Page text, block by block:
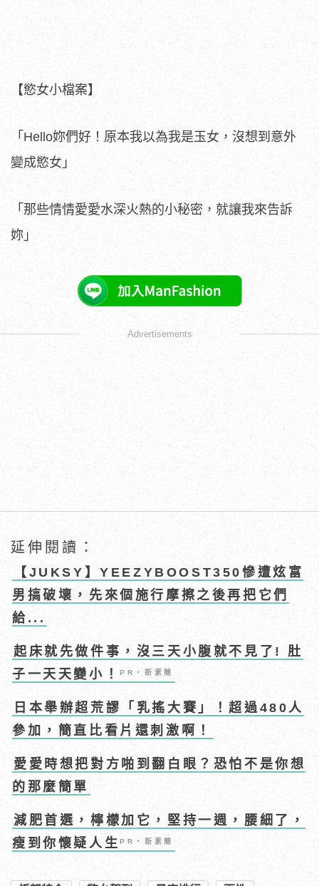
【慾女小檔案】
「Hello妳們好！原本我以為我是玉女，沒想到意外
變成慾女」
「那些情情愛愛水深火熱的小秘密，就讓我來告訴
妳」
Advertisements
延伸閱讀：
【JUKSY】YEEZYBOOST350慘遭炫富
男搞破壞，先來個施行摩擦之後再把它們
給...
起床就先做件事，沒三天小腹就不見了! 肚
子一天天變小！PR・新素簡
日本舉辦超荒謬「乳搖大賽」！超過480人
參加，簡直比看片還刺激啊！
愛愛時想把對方啪到翻白眼？恐怕不是你想
的那麼簡單
減肥首選，檸檬加它，堅持一週，腰細了，
瘦到你懷疑人生PR・新素簡